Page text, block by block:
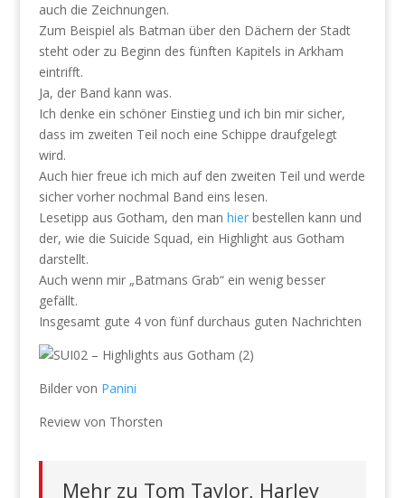
auch die Zeichnungen.
Zum Beispiel als Batman über den Dächern der Stadt
steht oder zu Beginn des fünften Kapitels in Arkham
eintrifft.
Ja, der Band kann was.
Ich denke ein schöner Einstieg und ich bin mir sicher,
dass im zweiten Teil noch eine Schippe draufgelegt
wird.
Auch hier freue ich mich auf den zweiten Teil und werde
sicher vorher nochmal Band eins lesen.
Lesetipp aus Gotham, den man hierbestellen kann und
der, wie die Suicide Squad, ein Highlight aus Gotham
darstellt.
Auch wenn mir „Batmans Grab“ ein wenig besser
gefällt.
Insgesamt gute 4 von fünf durchaus guten Nachrichten
Bilder von Panini
Review von Thorsten
Mehr zu Tom Taylor, Harley